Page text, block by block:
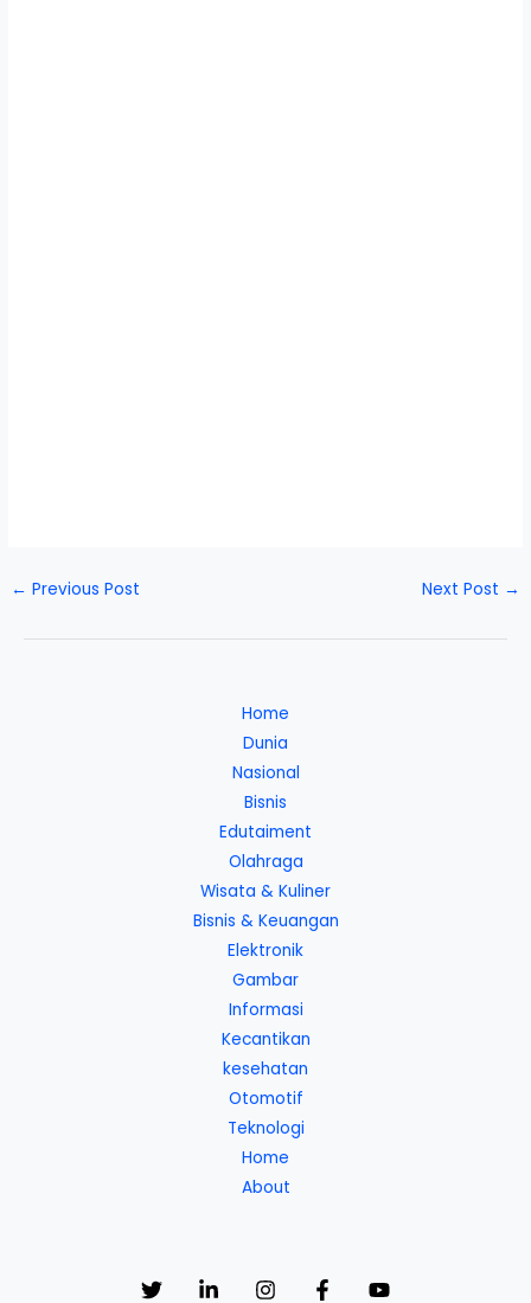
← Previous Post Next Post →
Home
Dunia
Nasional
Bisnis
Edutaiment
Olahraga
Wisata & Kuliner
Bisnis & Keuangan
Elektronik
Gambar
Informasi
Kecantikan
kesehatan
Otomotif
Teknologi
Home
About